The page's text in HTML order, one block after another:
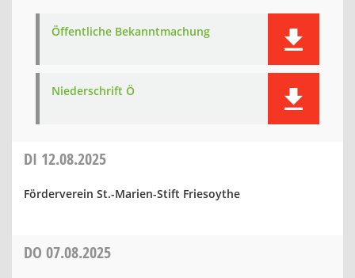
Öffentliche Bekanntmachung
Niederschrift Ö
DI 12.08.2025
Förderverein St.-Marien-Stift Friesoythe
DO 07.08.2025